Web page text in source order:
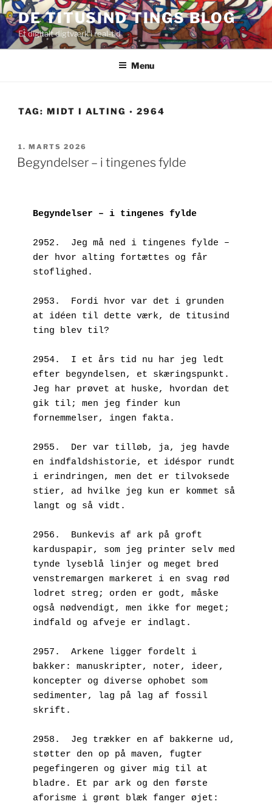
Videre
til
indhold
DE TITUSIND TINGS BLOG
Et digitalt digtværk i real-tid
Menu
TAG: MIDT I ALTING ◦ 2964
UDGIVET
DEN
1. MARTS 2026
Begyndelser – i tingenes fylde
Begyndelser – i tingenes fylde
2952.  Jeg må ned i tingenes fylde –
der hvor alting fortættes og får
stoflighed.
2953.  Fordi hvor var det i grunden
at idéen til dette værk, de titusind
ting blev til?
2954.  I et års tid nu har jeg ledt
efter begyndelsen, et skæringspunkt.
Jeg har prøvet at huske, hvordan det
gik til; men jeg finder kun
fornemmelser, ingen fakta.
2955.  Der var tilløb, ja, jeg havde
en indfaldshistorie, et idéspor rundt
i erindringen, men det er tilvoksede
stier, ad hvilke jeg kun er kommet så
langt og så vidt.
2956.  Bunkevis af ark på groft
karduspapir, som jeg printer selv med
tynde lyseblå linjer og meget bred
venstremargen markeret i en svag rød
lodret streg; orden er godt, måske
også nødvendigt, men ikke for meget;
indfald og afveje er indlagt.
2957.  Arkene ligger fordelt i
bakker: manuskripter, noter, ideer,
koncepter og diverse ophobet som
sedimenter, lag på lag af fossil
skrift.
2958.  Jeg trækker en af bakkerne ud,
støtter den op på maven, fugter
pegefingeren og giver mig til at
bladre. Et par ark og den første
aforisme i grønt blæk fanger øjet: